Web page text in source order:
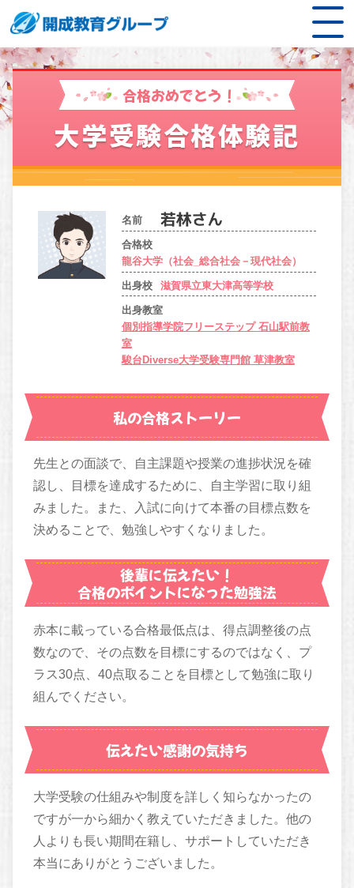
合格おめでとう！
大学受験合格体験記
名前
合格校
龍谷大学（社会_総合社会－現代社会）
出身校 滋賀県立東大津高等学校
出身教室
個別指導学院フリーステップ 石山駅前教
室
駿台Diverse大学受験専門館 草津教室
私の合格ストーリー
先生との面談で、自主課題や授業の進捗状況を確
認し、目標を達成するために、自主学習に取り組
みました。また、入試に向けて本番の目標点数を
決めることで、勉強しやすくなりました。
後輩に伝えたい！
合格のポイントになった勉強法
赤本に載っている合格最低点は、得点調整後の点
数なので、その点数を目標にするのではなく、プ
ラス30点、40点取ることを目標として勉強に取り
組んでください。
伝えたい感謝の気持ち
大学受験の仕組みや制度を詳しく知らなかったの
ですが一から細かく教えていただきました。他の
人よりも長い期間在籍し、サポートしていただき
本当にありがとうございました。